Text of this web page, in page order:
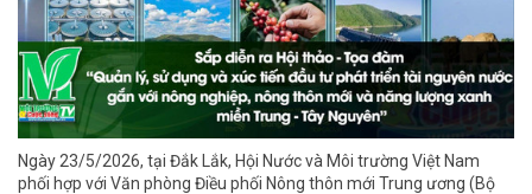
Ngày 23/5/2026, tại Đắk Lắk, Hội Nước và Môi trường Việt Nam
phối hợp với Văn phòng Điều phối Nông thôn mới Trung ương (Bộ